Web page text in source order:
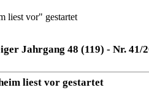
liest vor" gestartet
Jahrgang 48 (119) - Nr. 41/
liest vor gestartet